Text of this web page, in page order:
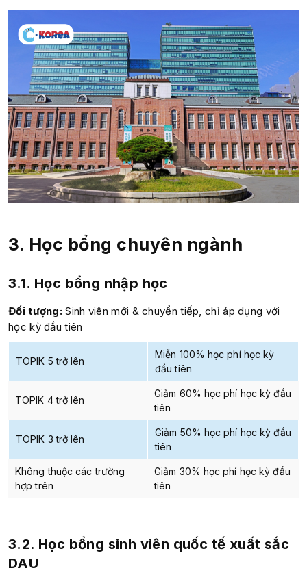
3. Học bổng chuyên ngành
3.1. Học bổng nhập học
Đối tượng:Sinh viên mới & chuyển tiếp, chỉ áp dụng với
học kỳ đầu tiên
TOPIK 5 trở lên
Miễn 100% học phí học kỳ
đầu tiên
TOPIK 4 trở lên
Giảm 60% học phí học kỳ đầu
tiên
TOPIK 3 trở lên
Giảm 50% học phí học kỳ đầu
tiên
Không thuộc các trường
hợp trên
Giảm 30% học phí học kỳ đầu
tiên
3.2. Học bổng sinh viên quốc tế xuất sắc
DAU